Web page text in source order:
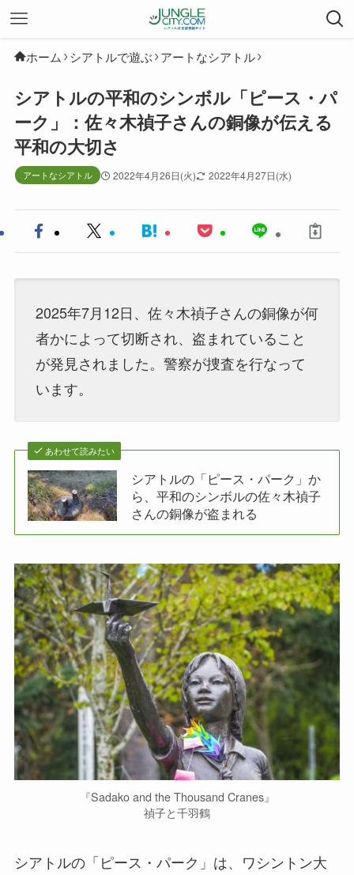
ホーム シアトルで遊ぶ アートなシアトル
シアトルの平和のシンボル「ピース・パ
ーク」：佐々木禎子さんの銅像が伝える
平和の大切さ
アートなシアトル 2022年4月26日(火) 2022年4月27日(水)
2025年7月12日、佐々木禎子さんの銅像が何
者かによって切断され、盗まれていること
が発見されました。警察が捜査を行なって
います。
あわせて読みたい
シアトルの「ピース・パーク」か
ら、平和のシンボルの佐々木禎子
さんの銅像が盗まれる
『Sadako and the Thousand Cranes』
禎子と千羽鶴
シアトルの「ピース・パーク」は、ワシントン大